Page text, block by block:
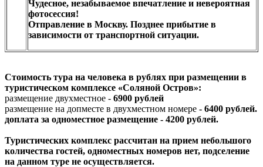
Чудесное, незабываемое впечатление и невероятная
фотосессия!
Отправление в Москву. Позднее прибытие в
зависимости от транспортной ситуации.
Стоимость тура на человека в рублях при размещении в
туристическом комплексе «Соляной Остров»:
размещение двухместное - 6900 рублей
размещение на допместе в двухместном номере - 6400 рублей.
доплата за одноместное размещение - 4200 рублей.
Туристических комплекс рассчитан на прием небольшого
количества гостей, одноместных номеров нет, подселение
на данном туре не осуществляется.